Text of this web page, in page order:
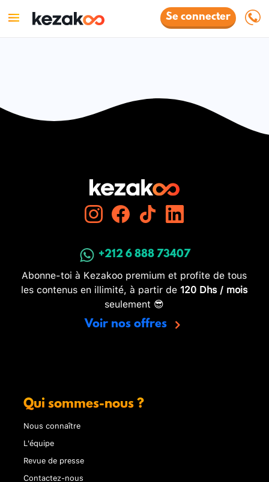
Se connecter
+212 6 888 73407
Abonne-toi à Kezakoo premium et profite de tous
les contenus en illimité, à partir de 120 Dhs / mois
seulement 😎
Voir nos offres
Qui sommes-nous ?
Nous connaître
L'équipe
Revue de presse
Contactez-nous